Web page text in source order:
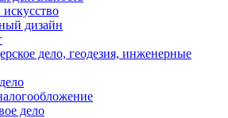
искусство
дизайн
дело, геодезия, инженерные
дело